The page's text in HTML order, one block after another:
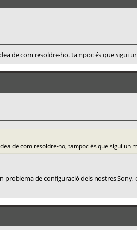
de com resoldre-ho, tampoc és que sigui
de com resoldre-ho, tampoc és que sigui un
problema de configuració dels nostres